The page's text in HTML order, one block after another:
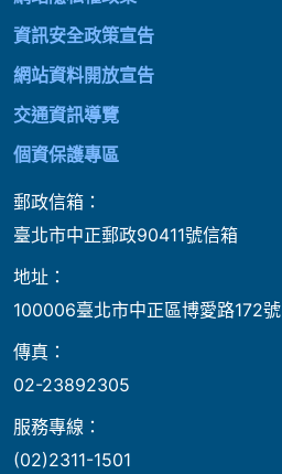
資訊安全政策宣告
網站資料開放宣告
交通資訊導覽
個資保護專區
郵政信箱：
臺北市中正郵政90411號信箱
地址：
100006臺北市中正區博愛路172號
傳真：
02-23892305
服務專線：
(02)2311-1501